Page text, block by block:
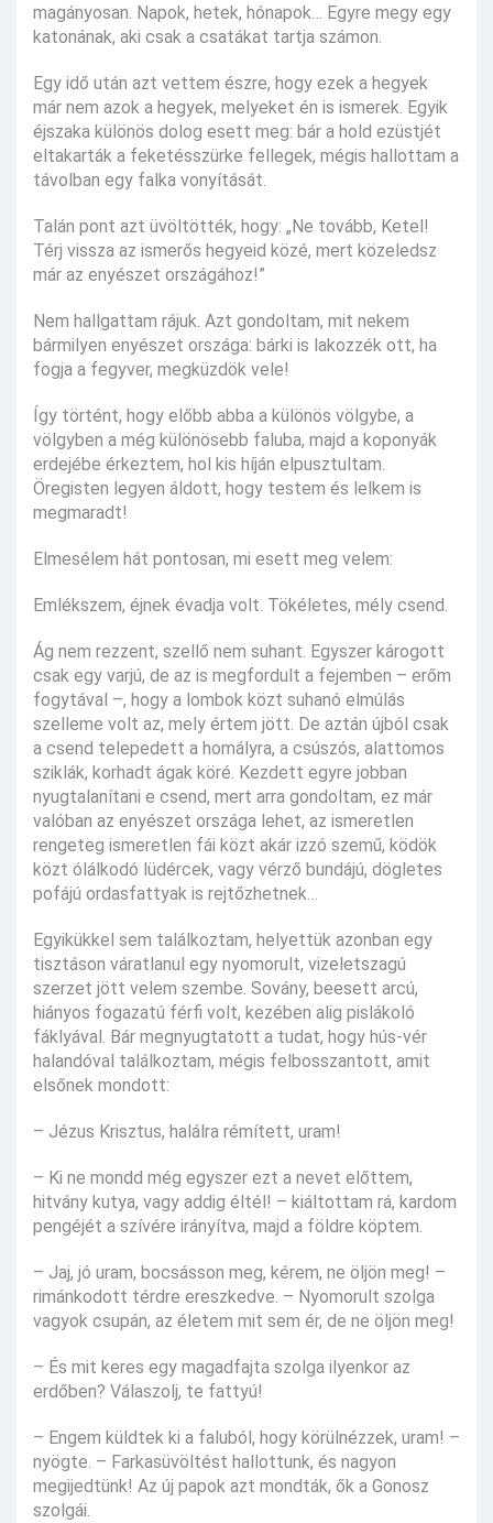
magányosan. Napok, hetek, hónapok… Egyre megy egy
katonának, aki csak a csatákat tartja számon.
Egy idő után azt vettem észre, hogy ezek a hegyek
már nem azok a hegyek, melyeket én is ismerek. Egyik
éjszaka különös dolog esett meg: bár a hold ezüstjét
eltakarták a feketésszürke fellegek, mégis hallottam a
távolban egy falka vonyítását.
Talán pont azt üvöltötték, hogy: „Ne tovább, Ketel!
Térj vissza az ismerős hegyeid közé, mert közeledsz
már az enyészet országához!”
Nem hallgattam rájuk. Azt gondoltam, mit nekem
bármilyen enyészet országa: bárki is lakozzék ott, ha
fogja a fegyver, megküzdök vele!
Így történt, hogy előbb abba a különös völgybe, a
völgyben a még különösebb faluba, majd a koponyák
erdejébe érkeztem, hol kis híján elpusztultam.
Öregisten legyen áldott, hogy testem és lelkem is
megmaradt!
Elmesélem hát pontosan, mi esett meg velem:
Emlékszem, éjnek évadja volt. Tökéletes, mély csend.
Ág nem rezzent, szellő nem suhant. Egyszer károgott
csak egy varjú, de az is megfordult a fejemben – erőm
fogytával –, hogy a lombok közt suhanó elmúlás
szelleme volt az, mely értem jött. De aztán újból csak
a csend telepedett a homályra, a csúszós, alattomos
sziklák, korhadt ágak köré. Kezdett egyre jobban
nyugtalanítani e csend, mert arra gondoltam, ez már
valóban az enyészet országa lehet, az ismeretlen
rengeteg ismeretlen fái közt akár izzó szemű, ködök
közt ólálkodó lüdércek, vagy vérző bundájú, dögletes
pofájú ordasfattyak is rejtőzhetnek…
Egyikükkel sem találkoztam, helyettük azonban egy
tisztáson váratlanul egy nyomorult, vizeletszagú
szerzet jött velem szembe. Sovány, beesett arcú,
hiányos fogazatú férfi volt, kezében alig pislákoló
fáklyával. Bár megnyugtatott a tudat, hogy hús-vér
halandóval találkoztam, mégis felbosszantott, amit
elsőnek mondott:
– Jézus Krisztus, halálra rémített, uram!
– Ki ne mondd még egyszer ezt a nevet előttem,
hitvány kutya, vagy addig éltél! – kiáltottam rá, kardom
pengéjét a szívére irányítva, majd a földre köptem.
– Jaj, jó uram, bocsásson meg, kérem, ne öljön meg! –
rimánkodott térdre ereszkedve. – Nyomorult szolga
vagyok csupán, az életem mit sem ér, de ne öljön meg!
– És mit keres egy magadfajta szolga ilyenkor az
erdőben? Válaszolj, te fattyú!
– Engem küldtek ki a faluból, hogy körülnézzek, uram! –
nyögte. – Farkasüvöltést hallottunk, és nagyon
megijedtünk! Az új papok azt mondták, ők a Gonosz
szolgái.